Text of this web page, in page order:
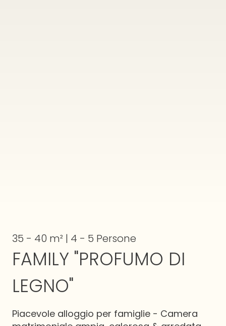
35 - 40 m² | 4 - 5 Persone
FAMILY "PROFUMO DI
LEGNO"
Piacevole alloggio per famiglie - Camera